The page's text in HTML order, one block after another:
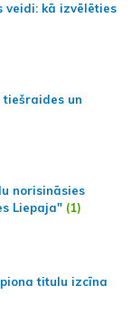
veidi: kā izvēlēties
un
norisināsies
Liepaja" (1)
titulu izcīna